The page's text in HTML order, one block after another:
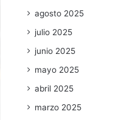
agosto 2025
julio 2025
junio 2025
mayo 2025
abril 2025
marzo 2025